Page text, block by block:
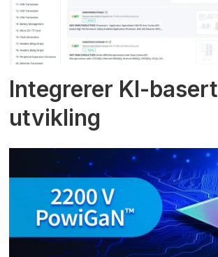
Integrerer KI-basert
utvikling